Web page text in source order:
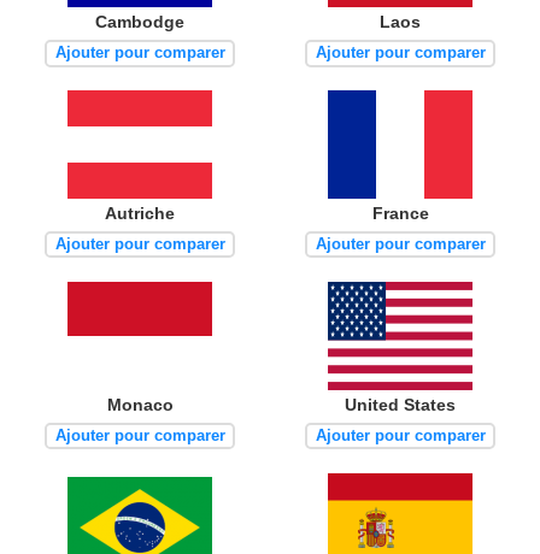
Cambodge
Ajouter pour comparer
Laos
Ajouter pour comparer
Autriche
Ajouter pour comparer
France
Ajouter pour comparer
Monaco
Ajouter pour comparer
United States
Ajouter pour comparer